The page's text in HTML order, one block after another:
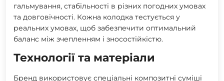
гальмування, стабільності в різних погодних умовах
та довговічності. Кожна колодка тестується у
реальних умовах, щоб забезпечити оптимальний
баланс між зчепленням і зносостійкістю.
Технології та матеріали
Бренд використовує спеціальні композитні суміші